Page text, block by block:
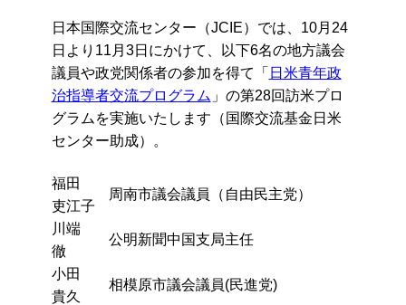
日本国際交流センター（JCIE）では、10月24
日より11月3日にかけて、以下6名の地方議会
議員や政党関係者の参加を得て「 日米青年政
治指導者交流プログラム 」の第28回訪米プロ
グラムを実施いたします（国際交流基金日米
センター助成）。
福田
吏江子
周南市議会議員（自由民主党）
川端
徹
公明新聞中国支局主任
小田
貴久
相模原市議会議員(民進党)